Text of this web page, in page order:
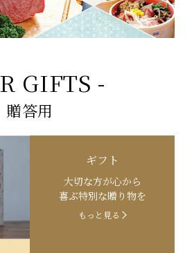
GIFTS -
贈答用
ギフト
大切な方が心から
喜ぶ特別な贈り物を
もっと見る